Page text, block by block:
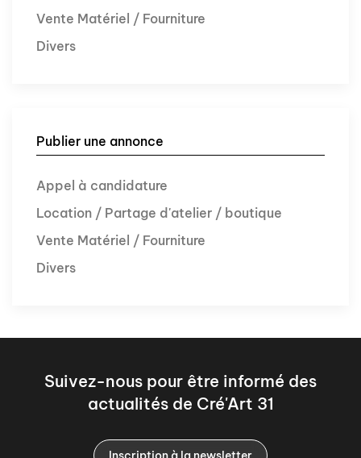
Vente Matériel / Fourniture
Divers
Publier une annonce
Appel à candidature
Location / Partage d'atelier / boutique
Vente Matériel / Fourniture
Divers
Suivez-nous pour être informé des
actualités de Cré'Art 31